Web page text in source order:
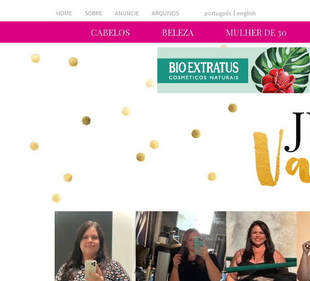
CABELOS BELEZA MULHER DE 30
HOME SOBRE ANUNCIE ARQUIVOS português english